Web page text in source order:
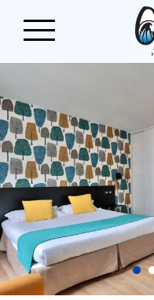
Réservez
sur la
Dans le centre du
pas des plages et de
parenthèse reposante
appart’hôtel, l’Hôtel
ou les affaires, nos
appartements
envies !